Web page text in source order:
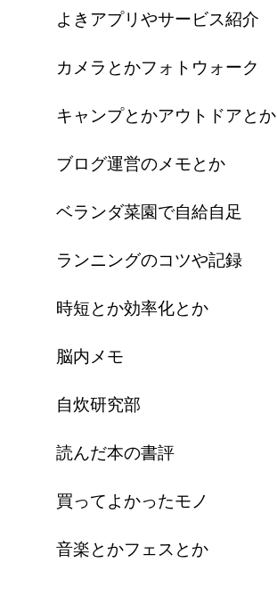
よきアプリやサービス紹介
カメラとかフォトウォーク
キャンプとかアウトドアとか
ブログ運営のメモとか
ベランダ菜園で自給自足
ランニングのコツや記録
時短とか効率化とか
脳内メモ
自炊研究部
読んだ本の書評
買ってよかったモノ
音楽とかフェスとか